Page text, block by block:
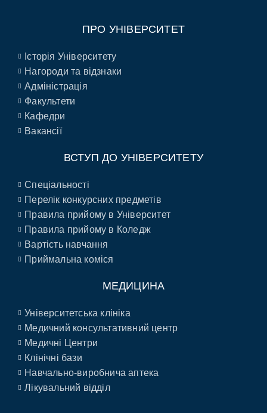
ПРО УНІВЕРСИТЕТ
Історія Університету
Нагороди та відзнаки
Адміністрація
Факультети
Кафедри
Вакансії
ВСТУП ДО УНІВЕРСИТЕТУ
Спеціальності
Перелік конкурсних предметів
Правила прийому в Університет
Правила прийому в Коледж
Вартість навчання
Приймальна коміся
МЕДИЦИНА
Університетська клініка
Медичний консультативний центр
Медичні Центри
Клінічні бази
Навчально-виробнича аптека
Лікувальний відділ